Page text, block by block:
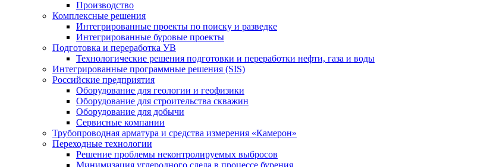
Производство
Комплексные решения
Интегрированные проекты по поиску и разведке
Интегрированные буровые проекты
Подготовка и переработка УВ
Технологические решения подготовки и переработки нефти, газа и воды
Интегрированные программные решения (SIS)
Российские предприятия
Оборудование для геологии и геофизики
Оборудование для строительства скважин
Оборудование для добычи
Сервисные компании
Трубопроводная арматура и средства измерения «Камерон»
Переходные технологии
Решение проблемы неконтролируемых выбросов
Минимизация углеродного следа в процессе бурения